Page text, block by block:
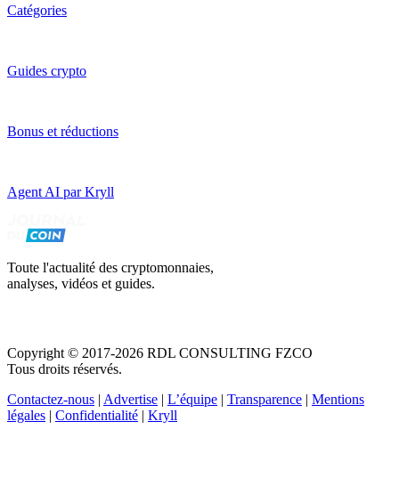
Catégories
Guides crypto
Bonus et réductions
Agent AI par Kryll
Toute l'actualité des cryptomonnaies,
analyses, vidéos et guides.
Copyright © 2017-2026 RDL CONSULTING FZCO
Tous droits réservés.
Contactez-nous | Advertise | L’équipe | Transparence | Mentions
légales | Confidentialité | Kryll